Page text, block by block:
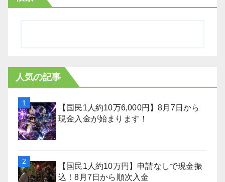
人気の記事
【国民1人約10万6,000円】8月7日から
現金入金が始まります！
【国民1人約10万円】申請なしで現金振
込！8月7日から順次入金